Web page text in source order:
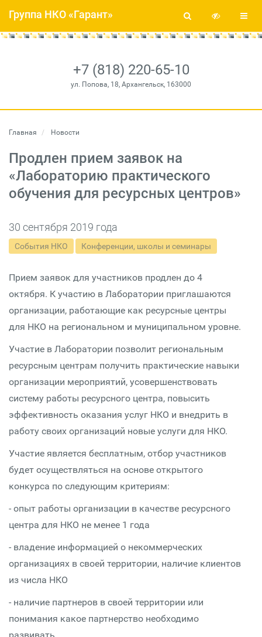
+7 (818) 220-65-10
ул. Попова, 18, Архангельск, 163000
Группа НКО «Гарант»
Главная Новости
Продлен прием заявок на
«Лабораторию практического
обучения для ресурсных центров»
30 сентября 2019 года
События НКО Конференции, школы и семинары
Прием заявок для участников продлен до 4
октября. К участию в Лаборатории приглашаются
организации, работающие как ресурсные центры
для НКО на региональном и муниципальном уровне.
Участие в Лаборатории позволит региональным
ресурсным центрам получить практические навыки
организации мероприятий, усовершенствовать
систему работы ресурсного центра, повысить
эффективность оказания услуг НКО и внедрить в
работу своих организаций новые услуги для НКО.
Участие является бесплатным, отбор участников
будет осуществляться на основе открытого
конкурса по следующим критериям:
- опыт работы организации в качестве ресурсного
центра для НКО не менее 1 года
- владение информацией о некоммерческих
организациях в своей территории, наличие клиентов
из числа НКО
- наличие партнеров в своей территории или
понимания какое партнерство необходимо